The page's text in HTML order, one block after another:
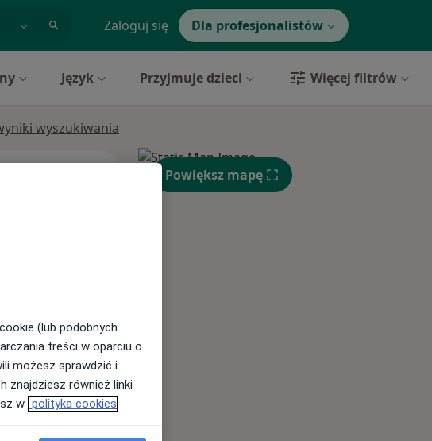
Zaloguj się Dla profesjonalistów
Język Przyjmuje dzieci Więcej filtrów
wyszukiwania
Śr, Czw,
Powiększ mapę
(lub podobnych
treści w oparciu o
możesz sprawdzić i
znajdziesz również linki
w polityka cookies